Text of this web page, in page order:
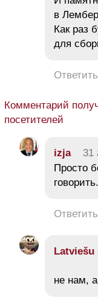
в
Как раз
для
Ответить
Комментарий
посетителей
izja 31
Просто
говорить.
Ответить
Latviešu
не нам,